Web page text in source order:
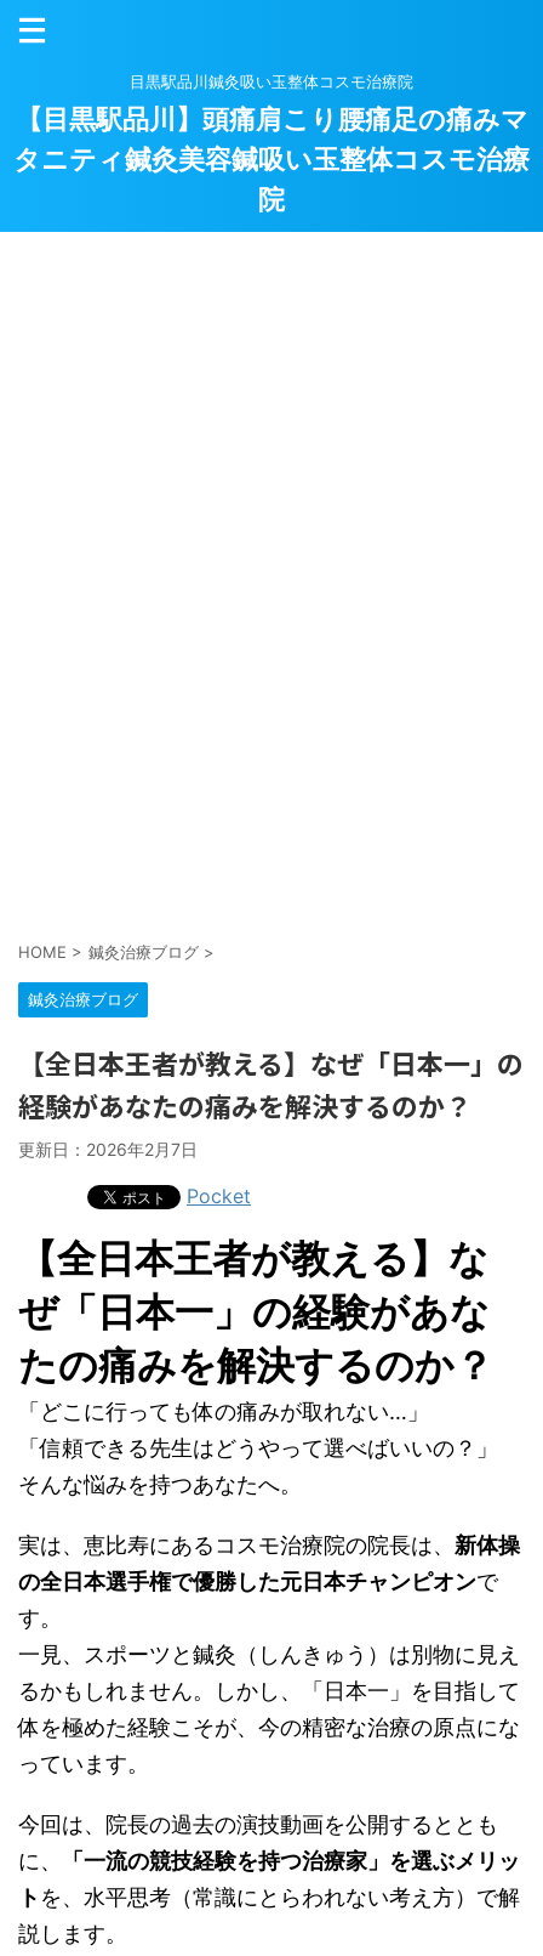
目黒駅品川鍼灸吸い玉整体コスモ治療院
【目黒駅品川】頭痛肩こり腰痛足の痛みマ
タニティ鍼灸美容鍼吸い玉整体コスモ治療
院
HOME > 鍼灸治療ブログ >
鍼灸治療ブログ
【全日本王者が教える】なぜ「日本一」の
経験があなたの痛みを解決するのか？
更新日： 2026年2月7日
Pocket
【全日本王者が教える】な
ぜ「日本一」の経験があな
たの痛みを解決するのか？
「どこに行っても体の痛みが取れない…」
「信頼できる先生はどうやって選べばいいの？」
そんな悩みを持つあなたへ。
実は、恵比寿にあるコスモ治療院の院長は、 新体操
の全日本選手権で優勝した元日本チャンピオンで
す。
一見、スポーツと鍼灸（しんきゅう）は別物に見え
るかもしれません。しかし、「日本一」を目指して
体を極めた経験こそが、今の精密な治療の原点にな
っています。
今回は、院長の過去の演技動画を公開するととも
に、
「一流の競技経験を持つ治療家」を選ぶメリッ
ト を、水平思考（常識にとらわれない考え方）で解
説します。